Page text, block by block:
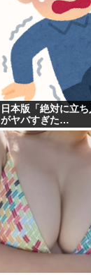
日本版「絶対に立
がヤバすぎた…